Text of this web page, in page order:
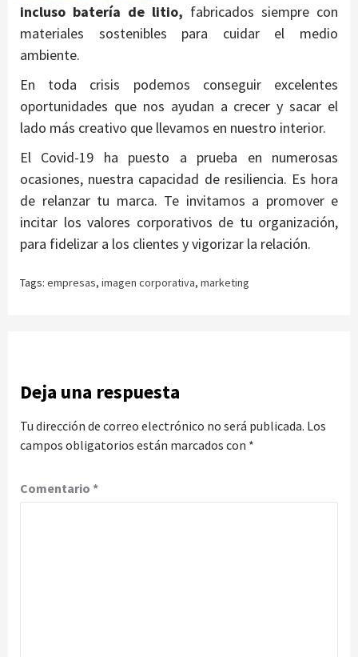
incluso batería de litio, fabricados siempre con
materiales sostenibles para cuidar el medio
ambiente.
En toda crisis podemos conseguir excelentes
oportunidades que nos ayudan a crecer y sacar el
lado más creativo que llevamos en nuestro interior.
El Covid-19 ha puesto a prueba en numerosas
ocasiones, nuestra capacidad de resiliencia. Es hora
de relanzar tu marca. Te invitamos a promover e
incitar los valores corporativos de tu organización,
para fidelizar a los clientes y vigorizar la relación.
Tags: empresas, imagen corporativa, marketing
Deja una respuesta
Tu dirección de correo electrónico no será publicada. Los
campos obligatorios están marcados con *
Comentario *